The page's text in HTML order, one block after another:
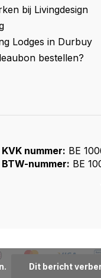
bij Livingdesign
Lodges in Durbuy
bestellen?
KVK nummer: BE
BTW-nummer: BE
Dit bericht